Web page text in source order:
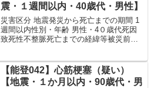
震・１週間以内・40歳代・男性】
災害区分 地震発災から死亡までの期間 1
週間以内性別・年齢 男性・4０歳代死因
致死性不整脈死亡までの経緯等被災前の
ルハウスに避難。その１時間後、吐き気
がするとのことで...
【能登042】心筋梗塞（疑い）
【地震・１か月以内・90歳代・男